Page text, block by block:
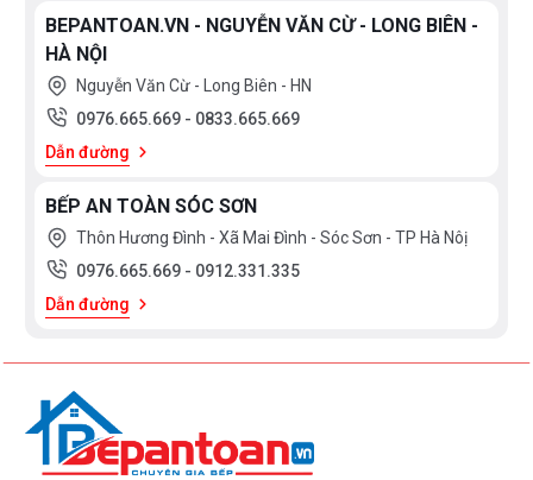
BEPANTOAN.VN - NGUYỄN VĂN CỪ - LONG BIÊN -
HÀ NỘI
Nguyễn Văn Cừ - Long Biên - HN
0976.665.669 - 0833.665.669
Dẫn đường
BẾP AN TOÀN SÓC SƠN
Thôn Hương Đình - Xã Mai Đình - Sóc Sơn - TP Hà Nôị
0976.665.669 - 0912.331.335
Dẫn đường